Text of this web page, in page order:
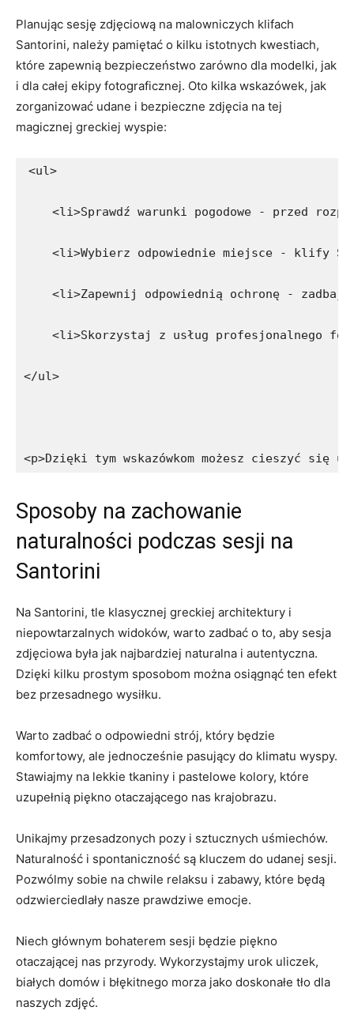
Planując sesję zdjęciową na malowniczych klifach
Santorini, należy pamiętać⁢ o kilku istotnych⁢ kwestiach,
które zapewnią bezpieczeństwo zarówno dla modelki, jak
⁢i dla całej ekipy fotograficznej. Oto kilka wskazówek, jak
zorganizować udane i bezpieczne⁤ zdjęcia na ⁤tej
⁤magicznej greckiej wyspie:
<ul>
<li>Sprawdź warunki pogodowe - przed
<li>Wybierz odpowiednie miejsce - klify
<li>Zapewnij odpowiednią ochronę - zadbaj
<li>Skorzystaj z usług profesjonalnego
</ul>
<p>Dzięki tym wskazówkom możesz cieszyć
Sposoby na zachowanie
naturalności podczas sesji‍ na
Santorini
Na Santorini, tle klasycznej greckiej ⁢architektury ⁤i
niepowtarzalnych widoków, warto zadbać o to, aby‍ sesja
zdjęciowa była ⁣jak najbardziej naturalna i autentyczna.
Dzięki kilku prostym ‍sposobom można osiągnąć ten efekt
bez przesadnego ⁤wysiłku.
Warto zadbać o odpowiedni ⁣strój, który będzie
komfortowy, ale jednocześnie pasujący do klimatu wyspy.​
Stawiajmy na lekkie tkaniny i pastelowe kolory, które
uzupełnią piękno otaczającego‌ nas krajobrazu.
Unikajmy przesadzonych pozy i sztucznych uśmiechów.
Naturalność i spontaniczność są kluczem do udanej ​sesji.
Pozwólmy sobie na chwile​ relaksu i zabawy, które będą
odzwierciedlały nasze prawdziwe emocje.
Niech głównym bohaterem sesji będzie piękno
otaczającej ‍nas przyrody. Wykorzystajmy urok ⁤uliczek,
białych domów i błękitnego morza jako ⁤doskonałe tło dla
naszych zdjęć.